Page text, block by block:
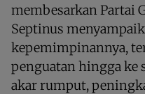
membesarkan Partai
Septinus
kepemimpinannya,
penguatan hingga
akar rumput,